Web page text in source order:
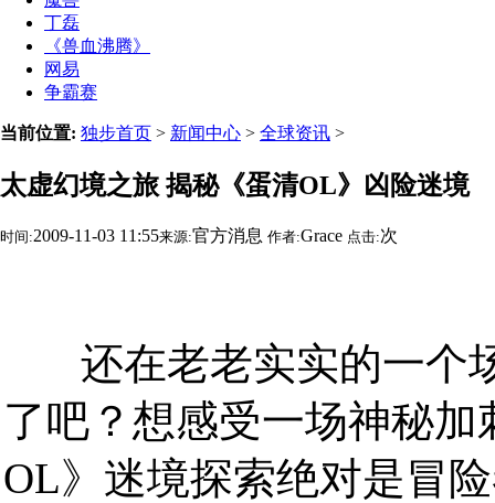
丁磊
《兽血沸腾》
网易
争霸赛
当前位置: 独步首页 > 新闻中心 > 全球资讯 >
太虚幻境之旅 揭秘《蛋清OL》凶险迷境
时间:2009-11-03 11:55来源:官方消息 作者:Grace 点击:次
还在老老实实的一个
了吧？想感受一场神秘
OL》迷境探索绝对是冒